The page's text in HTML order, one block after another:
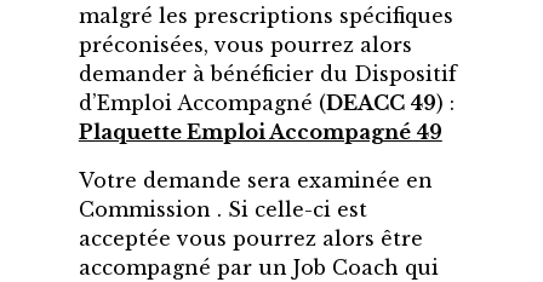
malgré les prescriptions spécifiques
préconisées, vous pourrez alors
demander à bénéficier du Dispositif
d’Emploi Accompagné (DEACC 49) :
Plaquette Emploi Accompagné 49
Votre demande sera examinée en
Commission . Si celle-ci est
acceptée vous pourrez alors être
accompagné par un Job Coach qui